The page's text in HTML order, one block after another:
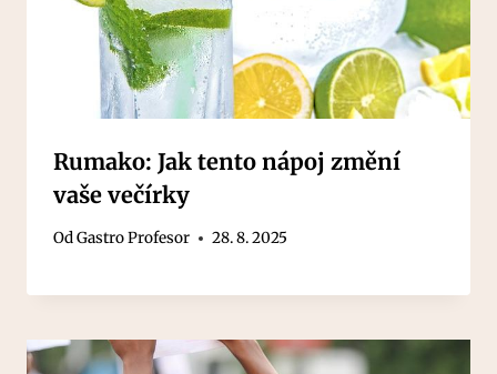
Rumako: Jak tento nápoj změní
vaše večírky
OdGastro Profesor 28. 8. 2025